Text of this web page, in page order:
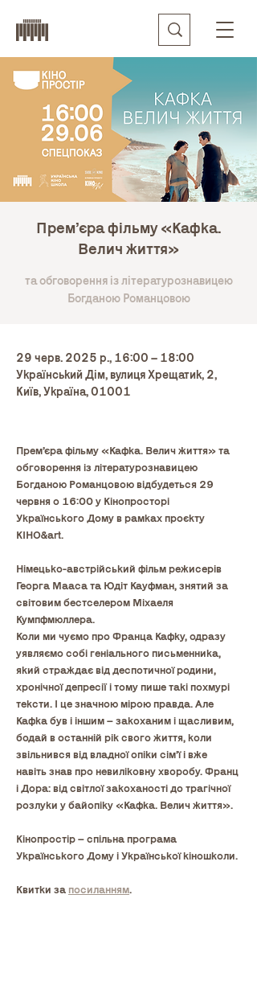
Прем’єра фільму «Кафка.
Велич життя»
та обговорення із літературознавицею
Богданою Романцовою
29 черв. 2025 р., 16:00 – 18:00
Український Дім, вулиця Хрещатик, 2,
Київ, Україна, 01001
Прем’єра фільму «Кафка. Велич життя» та
обговорення із літературознавицею
Богданою Романцовою відбудеться 29
червня о 16:00 у Кінопросторі
Українського Дому в рамках проєкту
КІНО&art.
Німецько-австрійський фільм режисерів
Георга Мааса та Юдіт Кауфман, знятий за
світовим бестселером Міхаеля
Кумпфмюллера.
Коли ми чуємо про Франца Кафку, одразу
уявляємо собі геніального письменника,
який страждає від деспотичної родини,
хронічної депресії і тому пише такі похмурі
тексти. І це значною мірою правда. Але
Кафка був і іншим – закоханим і щасливим,
бодай в останній рік свого життя, коли
звільнився від владної опіки сім’ї і вже
навіть знав про невиліковну хворобу. Франц
і Дора: від світлої закоханості до трагічної
розлуки у байопіку «Кафка. Велич життя».
Кінопростір – спільна програма
Українського Дому і Української кіношколи.
Квитки за посиланням.